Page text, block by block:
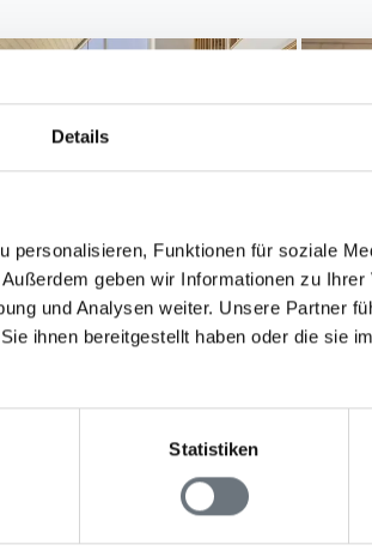
Details
personalisieren, Funktionen für soziale
geben wir Informationen zu Ihrer
und Analysen weiter. Unsere Partner
ihnen bereitgestellt haben oder die sie
Statistiken